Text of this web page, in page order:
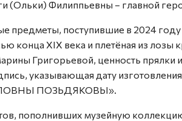
(Ольки) Филиппьевны – главной
предметы, поступившие в 2024
конца ХIХ века и плетёная из лозы
Григорьевой, ценность прялки
указывающая дату
ПОЗЬДЯКОВЫ».
пополнивших музейную